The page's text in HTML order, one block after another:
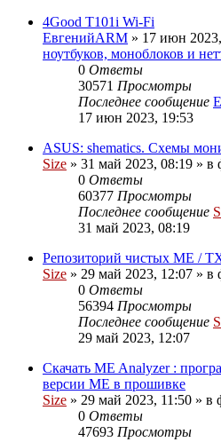
4Good T101i Wi-Fi
ЕвгенийARM » 17 июн
ноутбуков, моноблоков и
0 Ответы
30571 Просмотры
Последнее сообщение
17 июн 2023, 19:53
ASUS: shematics. Схемы
Size » 31 май 2023, 08:19 » в
0 Ответы
60377 Просмотры
Последнее сообщение
31 май 2023, 08:19
Репозиторий чистых ME /
Size » 29 май 2023, 12:07 » в
0 Ответы
56394 Просмотры
Последнее сообщение
29 май 2023, 12:07
Скачать ME Analyzer :
версии ME в прошивке
Size » 29 май 2023, 11:50 » в
0 Ответы
47693 Просмотры